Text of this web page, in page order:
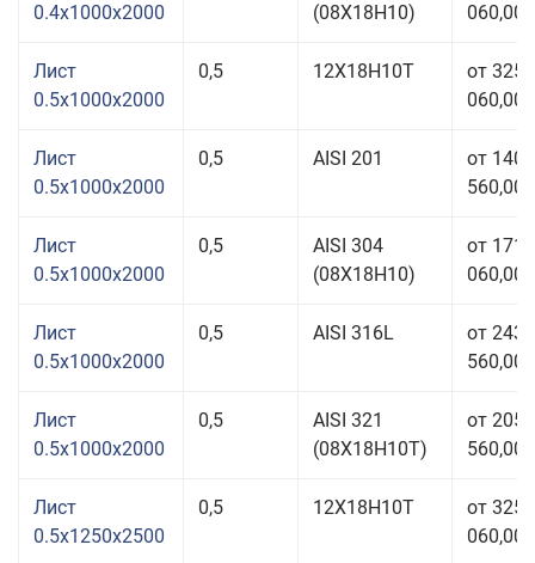
0.4x1000x2000
(08Х18Н10)
060,00
Лист
0.5x1000x2000
0,5 12Х18Н10Т
от 325
060,00
Лист
0.5x1000x2000
0,5 AISI 201
от 140
560,00
Лист
0.5x1000x2000
0,5
AISI 304
(08Х18Н10)
от 171
060,00
Лист
0.5x1000x2000
0,5 AISI 316L
от 243
560,00
Лист
0.5x1000x2000
0,5
AISI 321
(08Х18Н10T)
от 205
560,00
Лист
0.5x1250x2500
0,5 12Х18Н10Т
от 325
060,00